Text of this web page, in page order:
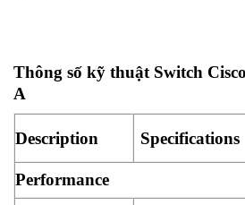
Thông số kỹ thuật Switch
A
Description Specifications
Performance